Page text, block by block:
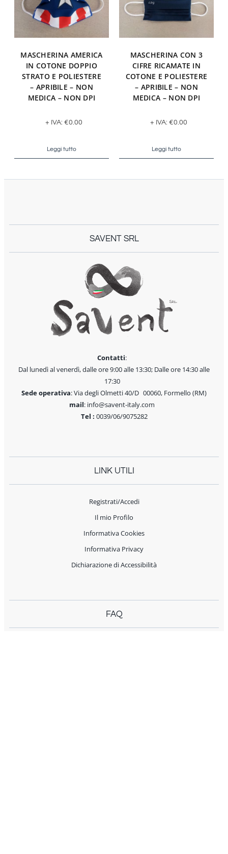
MASCHERINA AMERICA
IN COTONE DOPPIO
STRATO E POLIESTERE
– APRIBILE – NON
MEDICA – NON DPI
+ IVA: €0.00
Leggi tutto
MASCHERINA CON 3
CIFRE RICAMATE IN
COTONE E POLIESTERE
– APRIBILE – NON
MEDICA – NON DPI
+ IVA: €0.00
Leggi tutto
SAVENT SRL
Contatti:
Dal lunedì al venerdì, dalle ore 9:00 alle 13:30; Dalle ore 14:30 alle
17:30
Sede operativa: Via degli Olmetti 40/D 00060, Formello (RM)
mail: info@savent-italy.com
Tel : 0039/06/9075282
LINK UTILI
Registrati/Accedi
Il mio Profilo
Informativa Cookies
Informativa Privacy
Dichiarazione di Accessibilità
FAQ